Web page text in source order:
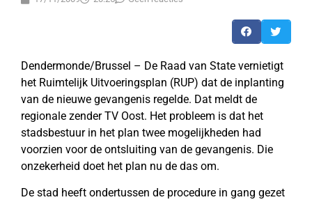
Dendermonde/Brussel – De Raad van State vernietigt
het Ruimtelijk Uitvoeringsplan (RUP) dat de inplanting
van de nieuwe gevangenis regelde. Dat meldt de
regionale zender TV Oost. Het probleem is dat het
stadsbestuur in het plan twee mogelijkheden had
voorzien voor de ontsluiting van de gevangenis. Die
onzekerheid doet het plan nu de das om.
De stad heeft ondertussen de procedure in gang gezet